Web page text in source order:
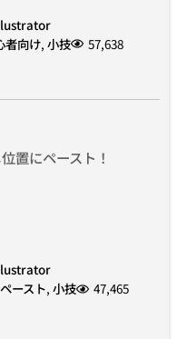
者向け, 小技 57,638
置にペースト！
ースト, 小技 47,465